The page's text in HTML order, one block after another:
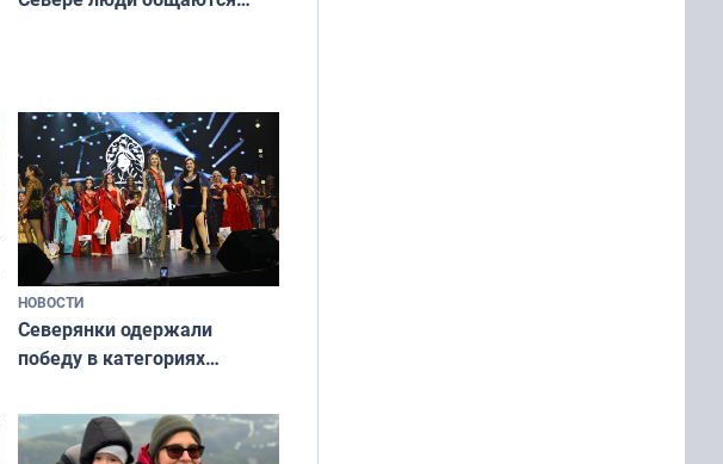
НОВОСТИ
Северянки одержали
победу в категориях
«Мисс и Миссис Великая
Русь»